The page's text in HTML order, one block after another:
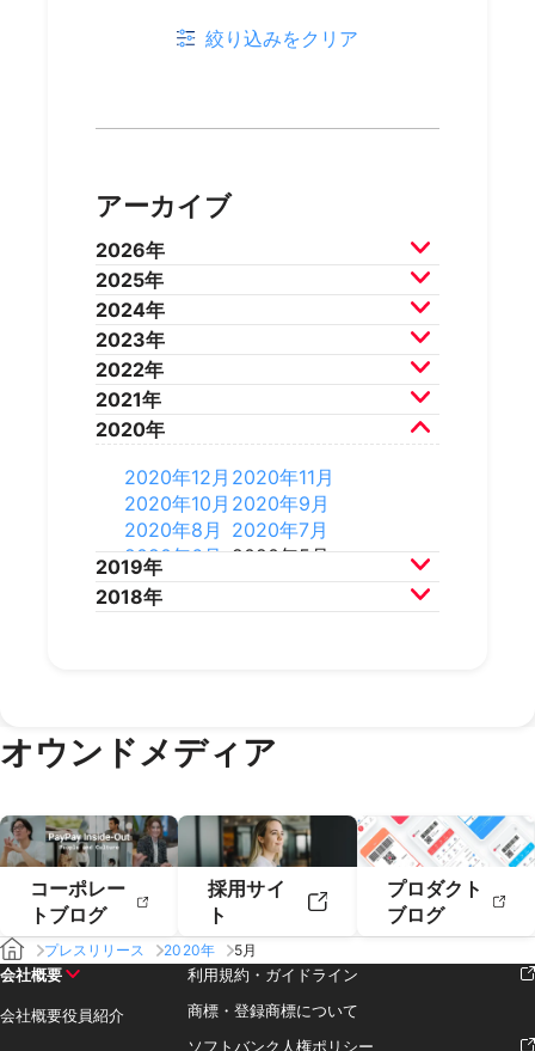
絞り込みをクリア
アーカイブ
2026年
2026年7月 2026年6月
2026年5月 2026年4月
2026年3月 2026年2月
2025年
2025年12月2025年11月
2025年10月2025年9月
2025年8月 2025年7月
2025年6月
2025年4月
2024年
2024年12月2024年11月
2024年10月2024年9月
2024年8月 2024年7月
2024年6月
2024年4月
2024年3月
2024年2月 2024年1月
2023年
2023年12月2023年11月
2023年10月2023年9月
2023年8月 2023年7月
2023年6月 2023年5月
2023年4月 2023年3月
2023年2月 2023年1月
2022年
2022年12月2022年11月
2022年10月2022年9月
2022年8月 2022年7月
2022年6月 2022年5月
2022年4月 2022年3月
2022年2月 2022年1月
2021年
2021年12月 2021年11月
2021年10月 2021年9月
2021年8月 2021年7月
2021年6月 2021年5月
2021年4月 2021年3月
2021年2月 2021年1月
2020年
2020年12月 2020年11月
2020年10月 2020年9月
2020年8月 2020年7月
2020年6月 2020年5月
2020年4月 2020年3月
2020年2月 2020年1月
2019年
2019年12月2019年11月
2019年2月
2019年1月
2018年
オウンドメディア
コーポレー
トブログ
採用サイ
ト
プロダクト
ブログ
プレスリリース 2020年 5月
会社概要
会社概要役員紹介
利用規約・ガイドライン
商標・登録商標について
ソフトバンク人権ポリシー